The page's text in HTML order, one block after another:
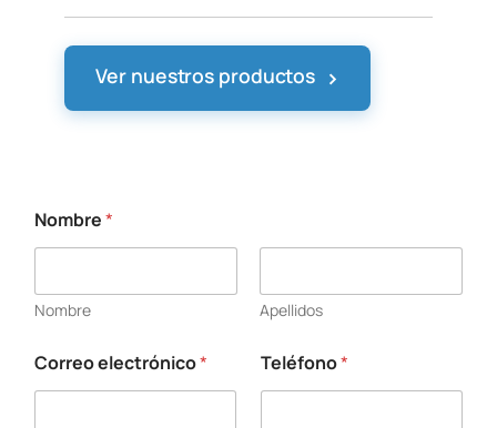
Ver nuestros productos ›
Nombre*
Nombre Apellidos
N
o
Correo electrónico* Teléfono*